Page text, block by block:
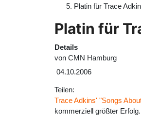
Platin für Trace
Platin für
Details
von CMN Hamburg
04.10.2006
Teilen:
Trace Adkins' "Songs
kommerziell größter Erfolg.